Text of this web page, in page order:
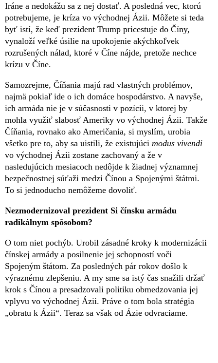
Iráne a nedokážu sa z nej dostať. A posledná vec, ktorú
potrebujeme, je kríza vo východnej Ázii. Môžete si teda
byť istí, že keď prezident Trump pricestuje do Číny,
vynaloží veľké úsilie na upokojenie akýchkoľvek
rozrušených nálad, ktoré v Číne nájde, pretože nechce
krízu v Číne.
Samozrejme, Číňania majú rad vlastných problémov,
najmä pokiaľ ide o ich domáce hospodárstvo. A navyše,
ich armáda nie je v súčasnosti v pozícii, v ktorej by
mohla využiť slabosť Ameriky vo východnej Ázii. Takže
Číňania, rovnako ako Američania, si myslím, urobia
všetko pre to, aby sa uistili, že existujúci modus vivendi
vo východnej Ázii zostane zachovaný a že v
nasledujúcich mesiacoch nedôjde k žiadnej významnej
bezpečnostnej súťaži medzi Čínou a Spojenými štátmi.
To si jednoducho nemôžeme dovoliť.
Nezmodernizoval prezident Si čínsku armádu
radikálnym spôsobom?
O tom niet pochýb. Urobil zásadné kroky k modernizácii
čínskej armády a posilnenie jej schopností voči
Spojeným štátom. Za posledných pár rokov došlo k
výraznému zlepšeniu. A my sme sa istý čas snažili držať
krok s Čínou a presadzovali politiku obmedzovania jej
vplyvu vo východnej Ázii. Práve o tom bola stratégia
„obratu k Ázii“. Teraz sa však od Ázie odvraciame.